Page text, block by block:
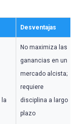
Desventajas
la
No maximiza las
ganancias en un
mercado alcista;
requiere
disciplina a largo
plazo